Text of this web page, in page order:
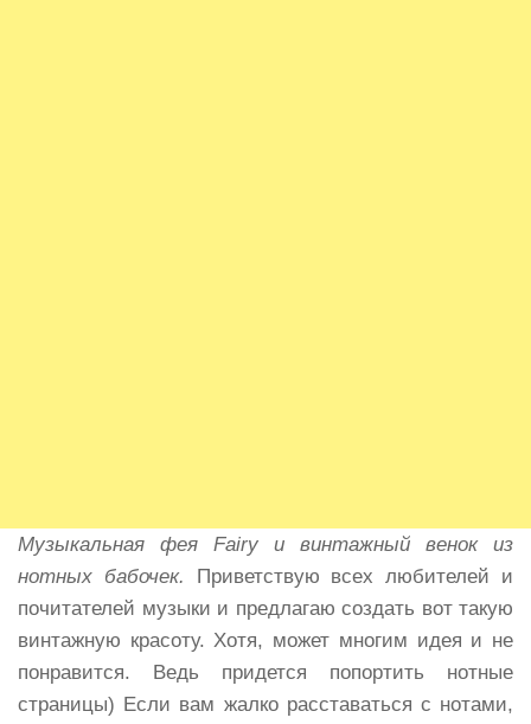
Музыкальная фея Fairy и винтажный венок из
нотных бабочек. Приветствую всех любителей и
почитателей музыки и предлагаю создать вот такую
винтажную красоту. Хотя, может многим идея и не
понравится. Ведь придется попортить нотные
страницы) Если вам жалко расставаться с нотами,